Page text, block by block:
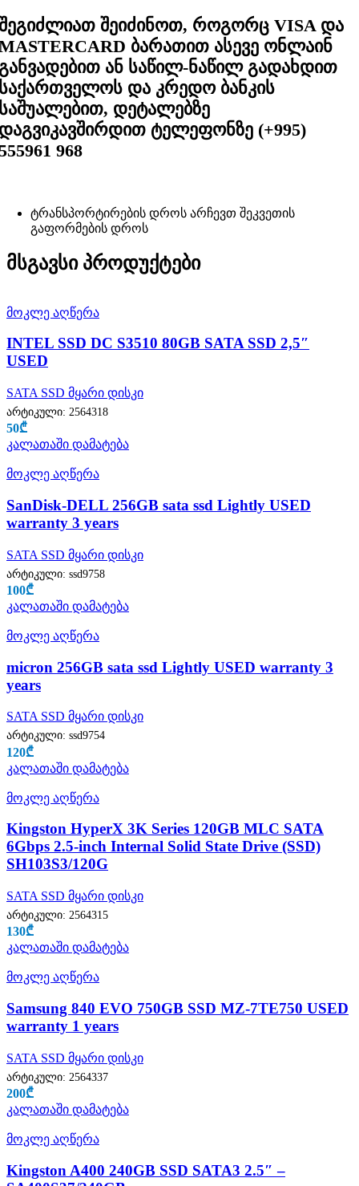
შეიძინოთ, როგორც VISA და
ბარათით ასევე ონლაინ
ან საწილ-ნაწილ გადახდით
და კრედო ბანკის
დეტალებზე
ტელეფონზე (+995)
968
ტრანსპორტირების დროს არჩევთ შეკვეთის
გაფორმების დროს
მსგავსი პროდუქტები
მოკლე აღწერა
INTEL SSD DC S3510 80GB SATA SSD 2,5″
USED
SATA SSD მყარი დისკი
არტიკული: 2564318
50₾
კალათაში დამატება
მოკლე აღწერა
SanDisk-DELL 256GB sata ssd Lightly USED
warranty 3 years
SATA SSD მყარი დისკი
არტიკული: ssd9758
100₾
კალათაში დამატება
მოკლე აღწერა
micron 256GB sata ssd Lightly USED warranty 3
years
SATA SSD მყარი დისკი
არტიკული: ssd9754
120₾
კალათაში დამატება
მოკლე აღწერა
Kingston HyperX 3K Series 120GB MLC SATA
6Gbps 2.5-inch Internal Solid State Drive (SSD)
SH103S3/120G
SATA SSD მყარი დისკი
არტიკული: 2564315
130₾
კალათაში დამატება
მოკლე აღწერა
Samsung 840 EVO 750GB SSD MZ-7TE750 USED
warranty 1 years
SATA SSD მყარი დისკი
არტიკული: 2564337
200₾
კალათაში დამატება
მოკლე აღწერა
Kingston A400 240GB SSD SATA3 2.5″ –